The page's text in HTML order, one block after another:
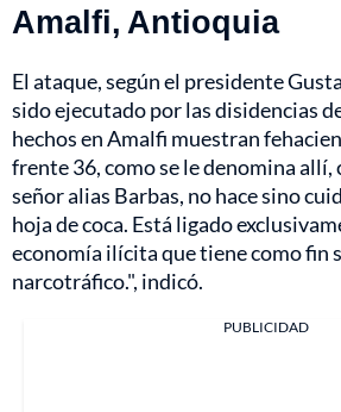
Amalfi, Antioquia
El ataque, según el presidente
sido ejecutado por las disidencias
hechos en Amalfi muestran
frente 36, como se le denomina allí,
señor alias Barbas, no hace sino
hoja de coca. Está ligado
economía ilícita que tiene como fin
narcotráfico.", indicó.
PUBLICIDAD